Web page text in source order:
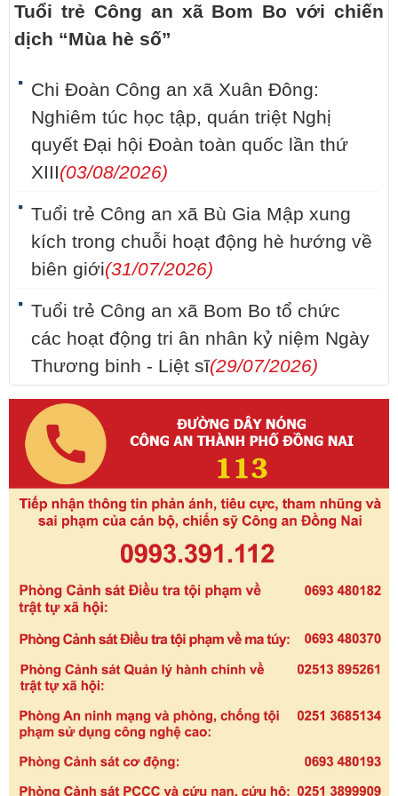
Tuổi trẻ Công an xã Bom Bo với chiến
dịch “Mùa hè số”
Chi Đoàn Công an xã Xuân Đông:
Nghiêm túc học tập, quán triệt Nghị
quyết Đại hội Đoàn toàn quốc lần thứ
XIII(03/08/2026)
Tuổi trẻ Công an xã Bù Gia Mập xung
kích trong chuỗi hoạt động hè hướng về
biên giới(31/07/2026)
Tuổi trẻ Công an xã Bom Bo tổ chức
các hoạt động tri ân nhân kỷ niệm Ngày
Thương binh - Liệt sĩ(29/07/2026)